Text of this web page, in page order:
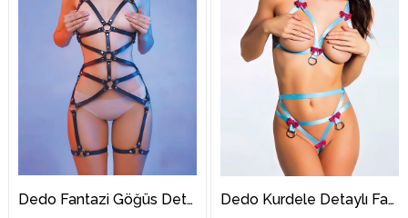
Dedo Fantazi Göğüs Detaylı Harness Dedo Kurdele Detaylı Fantazi Harness